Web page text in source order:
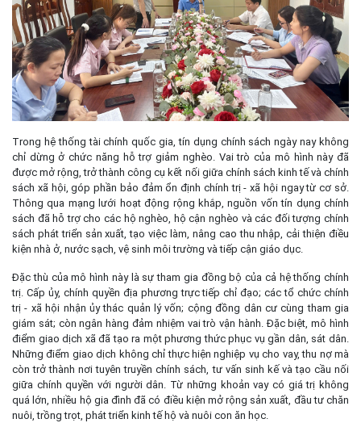
Trong hệ thống tài chính quốc gia, tín dụng chính sách ngày nay không
chỉ dừng ở chức năng hỗ trợ giảm nghèo. Vai trò của mô hình này đã
được mở rộng, trở thành công cụ kết nối giữa chính sách kinh tế và chính
sách xã hội, góp phần bảo đảm ổn định chính trị - xã hội ngay từ cơ sở.
Thông qua mạng lưới hoạt động rộng khắp, nguồn vốn tín dụng chính
sách đã hỗ trợ cho các hộ nghèo, hộ cận nghèo và các đối tượng chính
sách phát triển sản xuất, tạo việc làm, nâng cao thu nhập, cải thiện điều
kiện nhà ở, nước sạch, vệ sinh môi trường và tiếp cận giáo dục.
Đặc thù của mô hình này là sự tham gia đồng bộ của cả hệ thống chính
trị. Cấp ủy, chính quyền địa phương trực tiếp chỉ đạo; các tổ chức chính
trị - xã hội nhận ủy thác quản lý vốn; cộng đồng dân cư cùng tham gia
giám sát; còn ngân hàng đảm nhiệm vai trò vận hành. Đặc biệt, mô hình
điểm giao dịch xã đã tạo ra một phương thức phục vụ gần dân, sát dân.
Những điểm giao dịch không chỉ thực hiện nghiệp vụ cho vay, thu nợ mà
còn trở thành nơi tuyên truyền chính sách, tư vấn sinh kế và tạo cầu nối
giữa chính quyền với người dân. Từ những khoản vay có giá trị không
quá lớn, nhiều hộ gia đình đã có điều kiện mở rộng sản xuất, đầu tư chăn
nuôi, trồng trọt, phát triển kinh tế hộ và nuôi con ăn học.